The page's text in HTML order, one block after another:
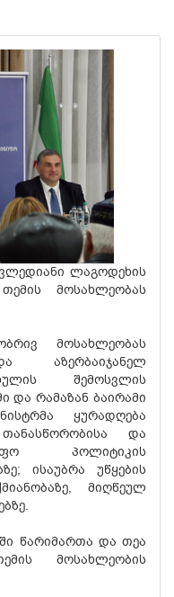
ლაგოდეხის
მოსახლეობას
მოსახლეობას
შემოსვლის
და რამაზან ბაირამი
ყურადღება
და
პოლიტიკის
ისაუბრა უწყების
მიღწეულ
წარიმართა და თეა
მოსახლეობის